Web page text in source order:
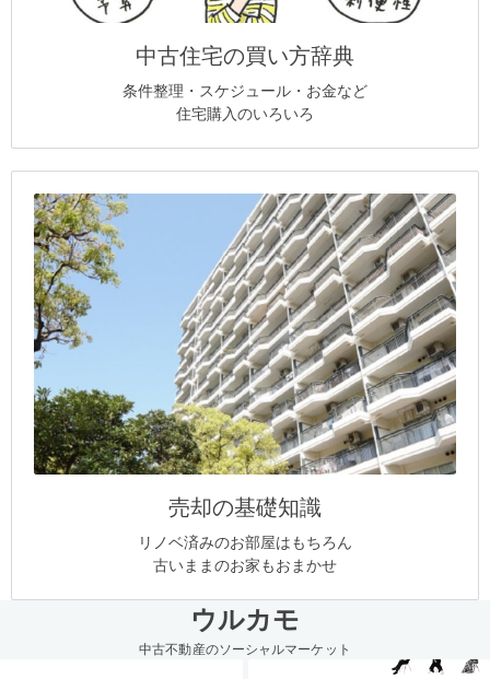
中古住宅の買い方辞典
条件整理・スケジュール・お金など
住宅購入のいろいろ
売却の基礎知識
リノベ済みのお部屋はもちろん
古いままのお家もおまかせ
ウルカモ
中古不動産のソーシャルマーケット